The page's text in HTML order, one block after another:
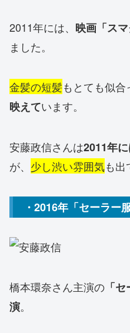
2011年には、 映画「ス
ました。
金髪の短髪もとても似合
映えています。
安藤政信さんは2011年
が、 少し渋い雰囲気も出
・2016年「セーラー
橋本環奈さん主演の 「
演。